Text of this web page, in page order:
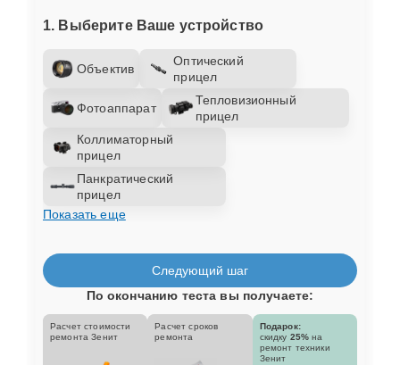
1. Выберите Ваше устройство
Объектив
Оптический
прицел
Фотоаппарат
Тепловизионный
прицел
Коллиматорный
прицел
Панкратический
прицел
Показать еще
Следующий шаг
По окончанию теста вы получаете:
Расчет стоимости
ремонта Зенит
Расчет сроков
ремонта
Подарок:
скидку 25% на
ремонт техники
Зенит